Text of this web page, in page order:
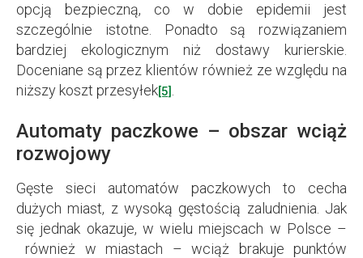
opcją bezpieczną, co w dobie epidemii jest
szczególnie istotne. Ponadto są rozwiązaniem
bardziej ekologicznym niż dostawy kurierskie.
Doceniane są przez klientów również ze względu na
niższy koszt przesyłek[5]
Automaty paczkowe – obszar wciąż
rozwojowy
Gęste sieci automatów paczkowych to cecha
dużych miast, z wysoką gęstością zaludnienia. Jak
się jednak okazuje, w wielu miejscach w Polsce –
również w miastach – wciąż brakuje punktów